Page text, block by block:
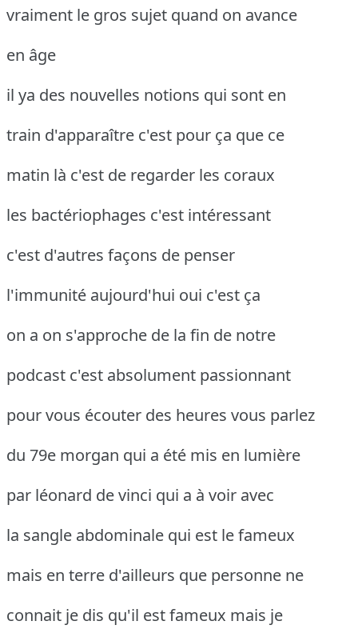
vraiment le gros sujet quand on avance
en âge
il ya des nouvelles notions qui sont en
train d'apparaître c'est pour ça que ce
matin là c'est de regarder les coraux
les bactériophages c'est intéressant
c'est d'autres façons de penser
l'immunité aujourd'hui oui c'est ça
on a on s'approche de la fin de notre
podcast c'est absolument passionnant
pour vous écouter des heures vous parlez
du 79e morgan qui a été mis en lumière
par léonard de vinci qui a à voir avec
la sangle abdominale qui est le fameux
mais en terre d'ailleurs que personne ne
connait je dis qu'il est fameux mais je